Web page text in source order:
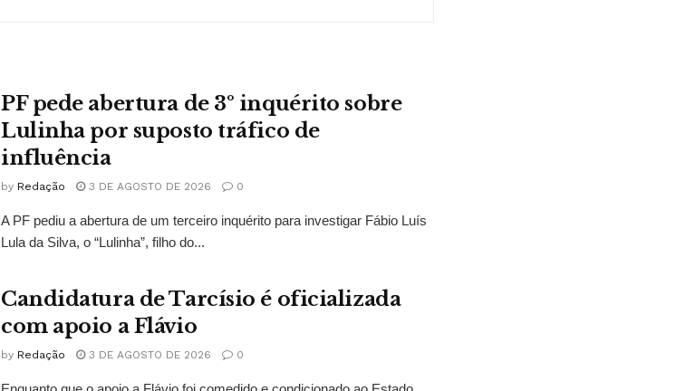
PF pede abertura de 3º inquérito sobre
Lulinha por suposto tráfico de
influência
by Redação 3 DE AGOSTO DE 2026 0
A PF pediu a abertura de um terceiro inquérito para investigar Fábio Luís
Lula da Silva, o “Lulinha”, filho do...
Candidatura de Tarcísio é oficializada
com apoio a Flávio
by Redação 3 DE AGOSTO DE 2026 0